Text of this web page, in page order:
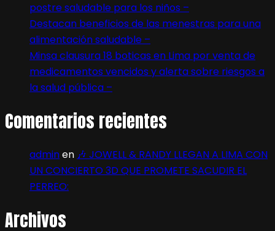
postre saludable para los niños –
Destacan beneficios de las menestras para una
alimentación saludable –
Minsa clausura 18 boticas en Lima por venta de
medicamentos vencidos y alerta sobre riesgos a
la salud pública –
Comentarios recientes
adminen 🎶 JOWELL & RANDY LLEGAN A LIMA CON
UN CONCIERTO 3D QUE PROMETE SACUDIR EL
PERREO:
Archivos